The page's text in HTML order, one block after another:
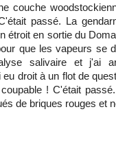
couche
passé. La
étroit en sortie du
que les vapeurs se
salivaire et j'ai
droit à un flot de
! C'était
de briques rouges et